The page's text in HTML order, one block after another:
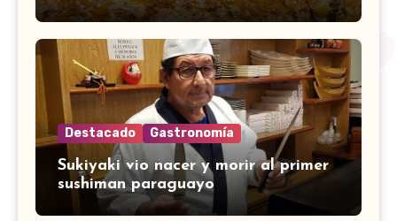
Destacado Gastronomía
Sukiyaki vio nacer y morir al primer
sushiman paraguayo